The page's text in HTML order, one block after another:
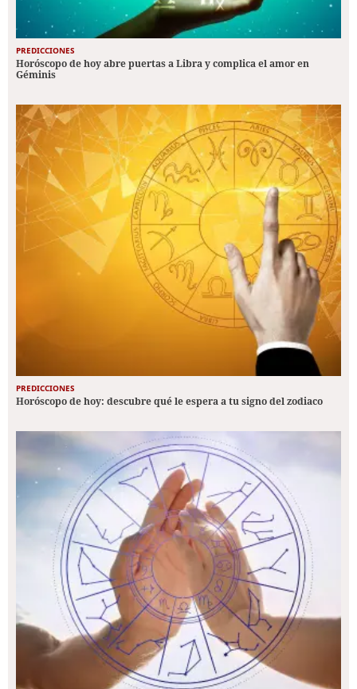
PREDICCIONES
Horóscopo de hoy abre puertas a Libra y complica el amor en
Géminis
PREDICCIONES
Horóscopo de hoy: descubre qué le espera a tu signo del zodiaco